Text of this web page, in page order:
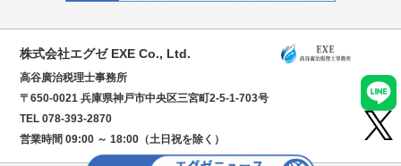
株式会社エグゼ EXE Co., Ltd.
高谷廣治税理士事務所
〒650-0021 兵庫県神戸市中央区三宮町2-5-1-703号
TEL 078-393-2870
営業時間 09:00 ～ 18:00（土日祝を除く）